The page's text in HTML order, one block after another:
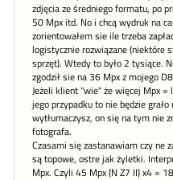
zdjęcia ze średniego formatu, po
50 Mpx itd. No i chcą wydruk na
zorientowałem sie ile trzeba
logistycznie rozwiązane (niektóre
sprzęt). Wtedy to było 2 tysiące.
zgodził sie na 36 Mpx z mojego
Jeżeli klient "wie" że więcej Mpx
jego przypadku to nie będzie
wytłumaczysz, on się na tym nie
fotografa.
Czasami się zastanawiam czy ne
są topowe, ostre jak żyletki.
Mpx. Czyli 45 Mpx (N Z7 II) x4 =